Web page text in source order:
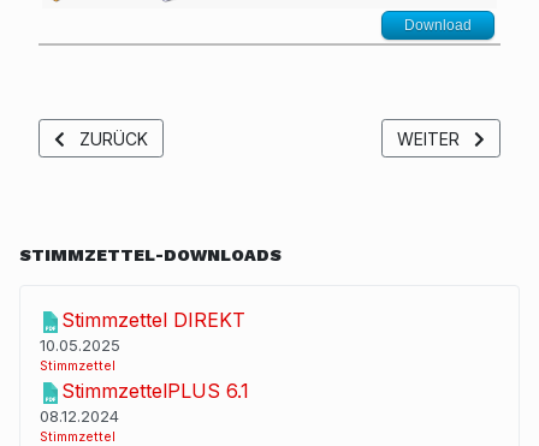
Download
VORHERIGER BEITRAG: VOR DEM START
ZURÜCK NÄCHSTER
WEITER
STIMMZETTEL-DOWNLOADS
Stimmzettel DIREKT
10.05.2025
Stimmzettel
StimmzettelPLUS 6.1
08.12.2024
Stimmzettel